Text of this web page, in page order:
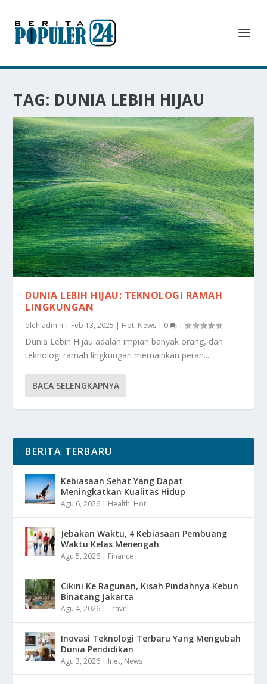
TAG: DUNIA LEBIH HIJAU
DUNIA LEBIH HIJAU: TEKNOLOGI RAMAH
LINGKUNGAN
oleh admin | Feb 13, 2025 | Hot, News | 0 |
Dunia Lebih Hijau adalah impian banyak orang, dan
teknologi ramah lingkungan memainkan peran...
BACA SELENGKAPNYA
BERITA TERBARU
Kebiasaan Sehat Yang Dapat
Meningkatkan Kualitas Hidup
Agu 6, 2026 | Health, Hot
Jebakan Waktu, 4 Kebiasaan Pembuang
Waktu Kelas Menengah
Agu 5, 2026 | Finance
Cikini Ke Ragunan, Kisah Pindahnya Kebun
Binatang Jakarta
Agu 4, 2026 |Travel
Inovasi Teknologi Terbaru Yang Mengubah
Dunia Pendidikan
Agu 3, 2026 | Inet, News